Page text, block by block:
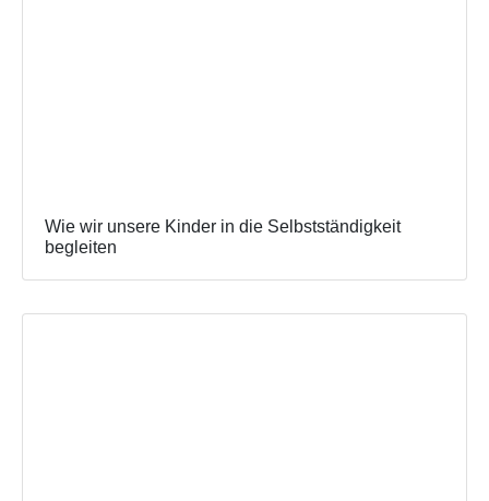
Wie wir unsere Kinder in die Selbstständigkeit
begleiten